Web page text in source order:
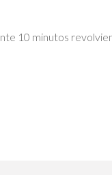
10 minutos